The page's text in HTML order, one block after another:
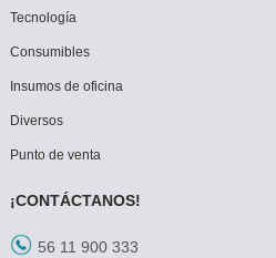
Tecnología
Consumibles
Insumos de oficina
Diversos
Punto de venta
¡CONTÁCTANOS!
56 11 900 333